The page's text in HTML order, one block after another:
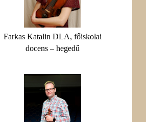
Farkas Katalin DLA, főiskolai
docens – hegedű